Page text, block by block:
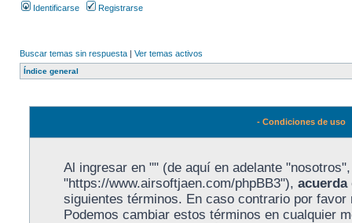
Identificarse Registrarse
Buscar temas sin respuesta | Ver temas activos
Índice general
- Condiciones de uso
Al ingresar en "" (de aquí en adelante
"https://www.airsoftjaen.com/phpBB3"), acuerda
siguientes términos. En caso contrario por
Podemos cambiar estos términos en cualquier